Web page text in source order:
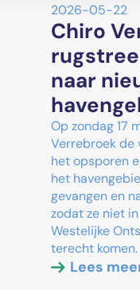
2026-05-22
Chiro
naar
Op zondag 17
Verrebroek de
het opsporen
het
gevangen en
zodat ze niet
Westelijke
terecht komen.
Lees